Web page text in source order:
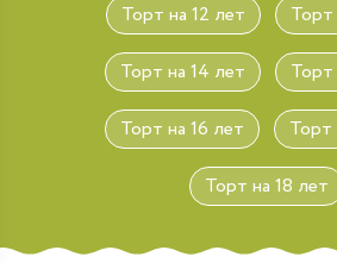
Торт на 12 лет Торт
Торт на 14 лет Торт
Торт на 16 лет Торт
Торт на 18 лет